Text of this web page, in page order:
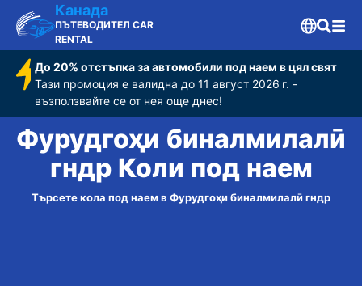
Канада
ПЪТЕВОДИТЕЛ CAR
RENTAL
До 20% отстъпка за автомобили под наем в цял свят
Тази промоция е валидна до 11 август 2026 г. -
възползвайте се от нея още днес!
Фурудгоҳи бин‌алмилалӣ
гндр Коли под наем
Търсете кола под наем в Фурудгоҳи бин‌алмилалӣ гндр